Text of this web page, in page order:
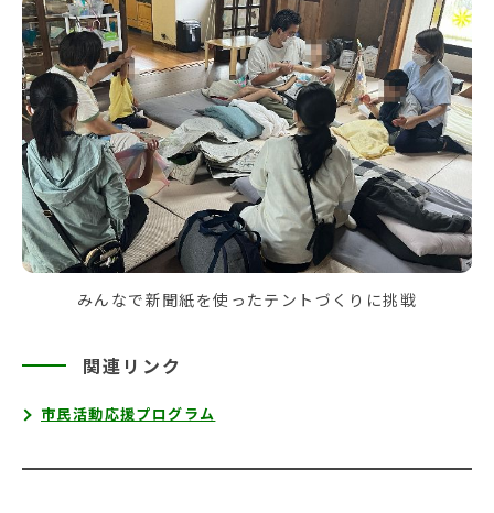
みんなで新聞紙を使ったテントづくりに挑戦
関連リンク
市民活動応援プログラム